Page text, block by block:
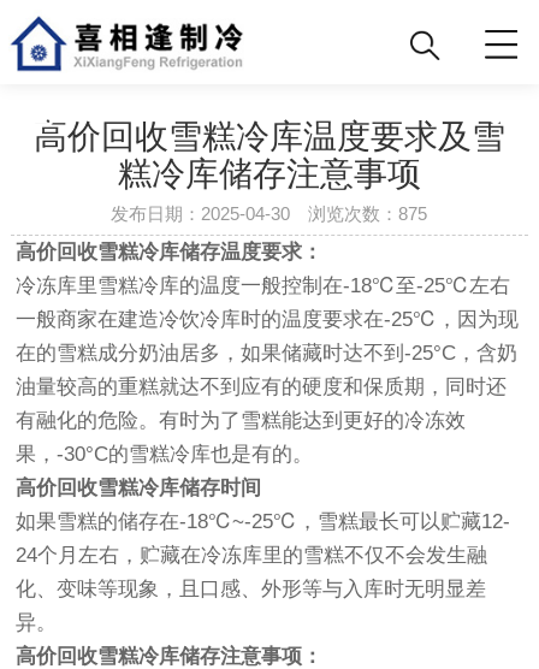
高价回收雪糕冷库温度要求及雪
糕冷库储存注意事项
发布日期：2025-04-30 浏览次数：875
高价回收雪糕冷库储存温度要求：
冷冻库里雪糕冷库的温度一般控制在-18℃至-25℃左右
一般商家在建造冷饮冷库时的温度要求在-25℃，因为现
在的雪糕成分奶油居多，如果储藏时达不到-25°C，含奶
油量较高的重糕就达不到应有的硬度和保质期，同时还
有融化的危险。有时为了雪糕能达到更好的冷冻效
果，-30°C的雪糕冷库也是有的。
高价回收雪糕冷库储存时间
如果雪糕的储存在-18℃~-25℃，雪糕最长可以贮藏12-
24个月左右，贮藏在冷冻库里的雪糕不仅不会发生融
化、变味等现象，且口感、外形等与入库时无明显差
异。
高价回收雪糕冷库储存注意事项：